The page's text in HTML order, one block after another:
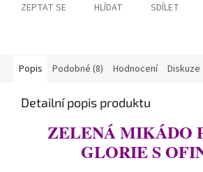
ZEPTAT SE HLÍDAT SDÍLET
Popis Podobné (8) Hodnocení Diskuze
Detailní popis produktu
ZELENÁ MIKÁDO
GLORIE S